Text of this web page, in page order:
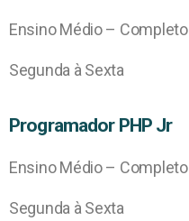
Ensino Médio – Completo
Segunda à Sexta
Programador PHP Jr
Ensino Médio – Completo
Segunda à Sexta